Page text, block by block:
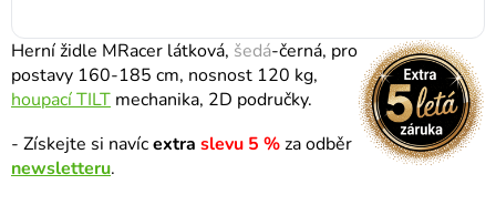
Herní židle MRacer látková, šedá-černá, pro
postavy 160-185 cm, nosnost 120 kg,
houpací TILT mechanika, 2D područky.
- Získejte si navícextra slevu 5 %za odběr
newsletteru.